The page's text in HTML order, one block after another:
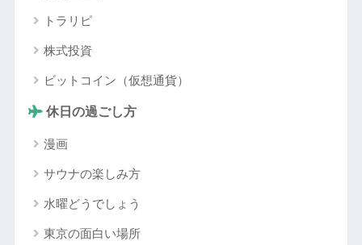
トラリピ
株式投資
ビットコイン（仮想通貨）
休日の過ごし方
漫画
サウナの楽しみ方
水曜どうでしょう
東京の面白い場所